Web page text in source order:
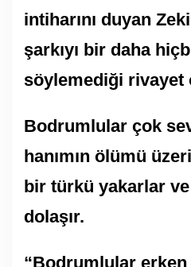
intiharını duyan
şarkıyı bir daha
söylemediği rivayet
Bodrumlular çok
hanımın ölümü
bir türkü yakarlar
dolaşır.
“Bodrumlular